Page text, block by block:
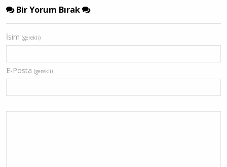
Bir Yorum Bırak
İsim (gerekli)
E-Posta (gerekli)